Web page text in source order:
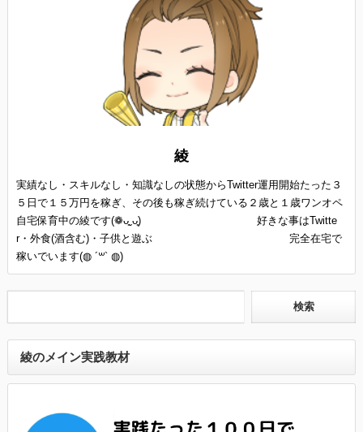
綾
実績なし・スキルなし・知識なしの状態からTwitter運用開始たった３
５日で１５万円を稼ぎ、その後も稼ぎ続けている２歳と１歳ワンオペ
自宅保育中の綾です(❁ᴗ͈ˬᴗ͈) 好きな事はTwitte
r・外食(酒含む)・子供と遊ぶ 完全在宅で
稼いでいます(◍ ´꒳` ◍)
綾のメイン実践教材